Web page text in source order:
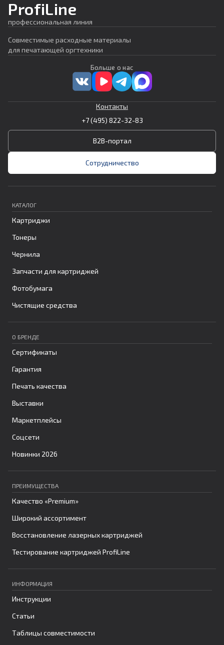
ProfiLine
профессиональная линия
Совместимые расходные материалы
для печатающей оргтехники
Больше о нас
Контакты
+7 (495) 822-32-83
B2B-портал
Сотрудничество
КАТАЛОГ
Картриджи
Тонеры
Чернила
Запчасти для картриджей
Фотобумага
Чистящие средства
О БРЕНДЕ
Сертификаты
Гарантия
Печать качества
Выставки
Маркетплейсы
Соцсети
Новинки 2026
ПРЕИМУЩЕСТВА
Качество «Premium»
Широкий ассортимент
Восстановление лазерных картриджей
Тестирование картриджей ProfiLine
ИНФОРМАЦИЯ
Инструкции
Статьи
Таблицы совместимости